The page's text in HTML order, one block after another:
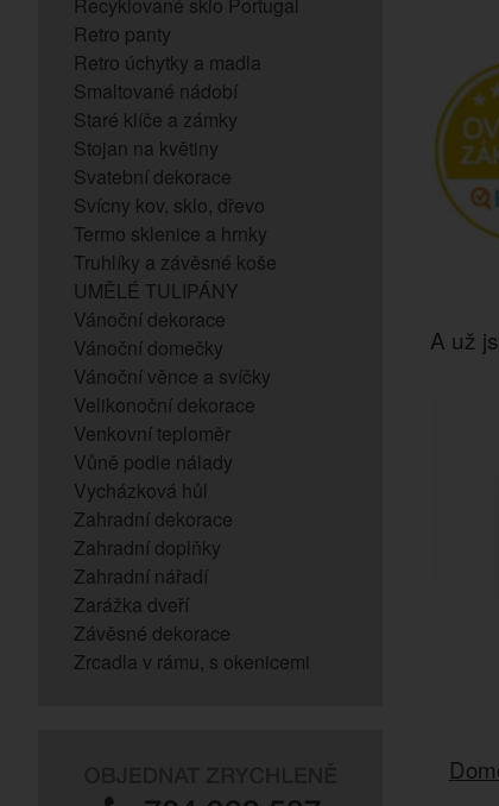
Retro panty
Retro úchytky a madla
Smaltované nádobí
Staré klíče a zámky
Stojan na květiny
Svatební dekorace
Svícny kov, sklo, dřevo
Termo sklenice a hrnky
Truhlíky a závěsné koše
UMĚLÉ TULIPÁNY
Vánoční dekorace
Vánoční domečky
Vánoční věnce a svíčky
Velikonoční dekorace
Venkovní teploměr
Vůně podle nálady
Vycházková hůl
Zahradní dekorace
Zahradní doplňky
Zahradní nářadí
Zarážka dveří
Závěsné dekorace
Zrcadla v rámu, s okenicemi
A už